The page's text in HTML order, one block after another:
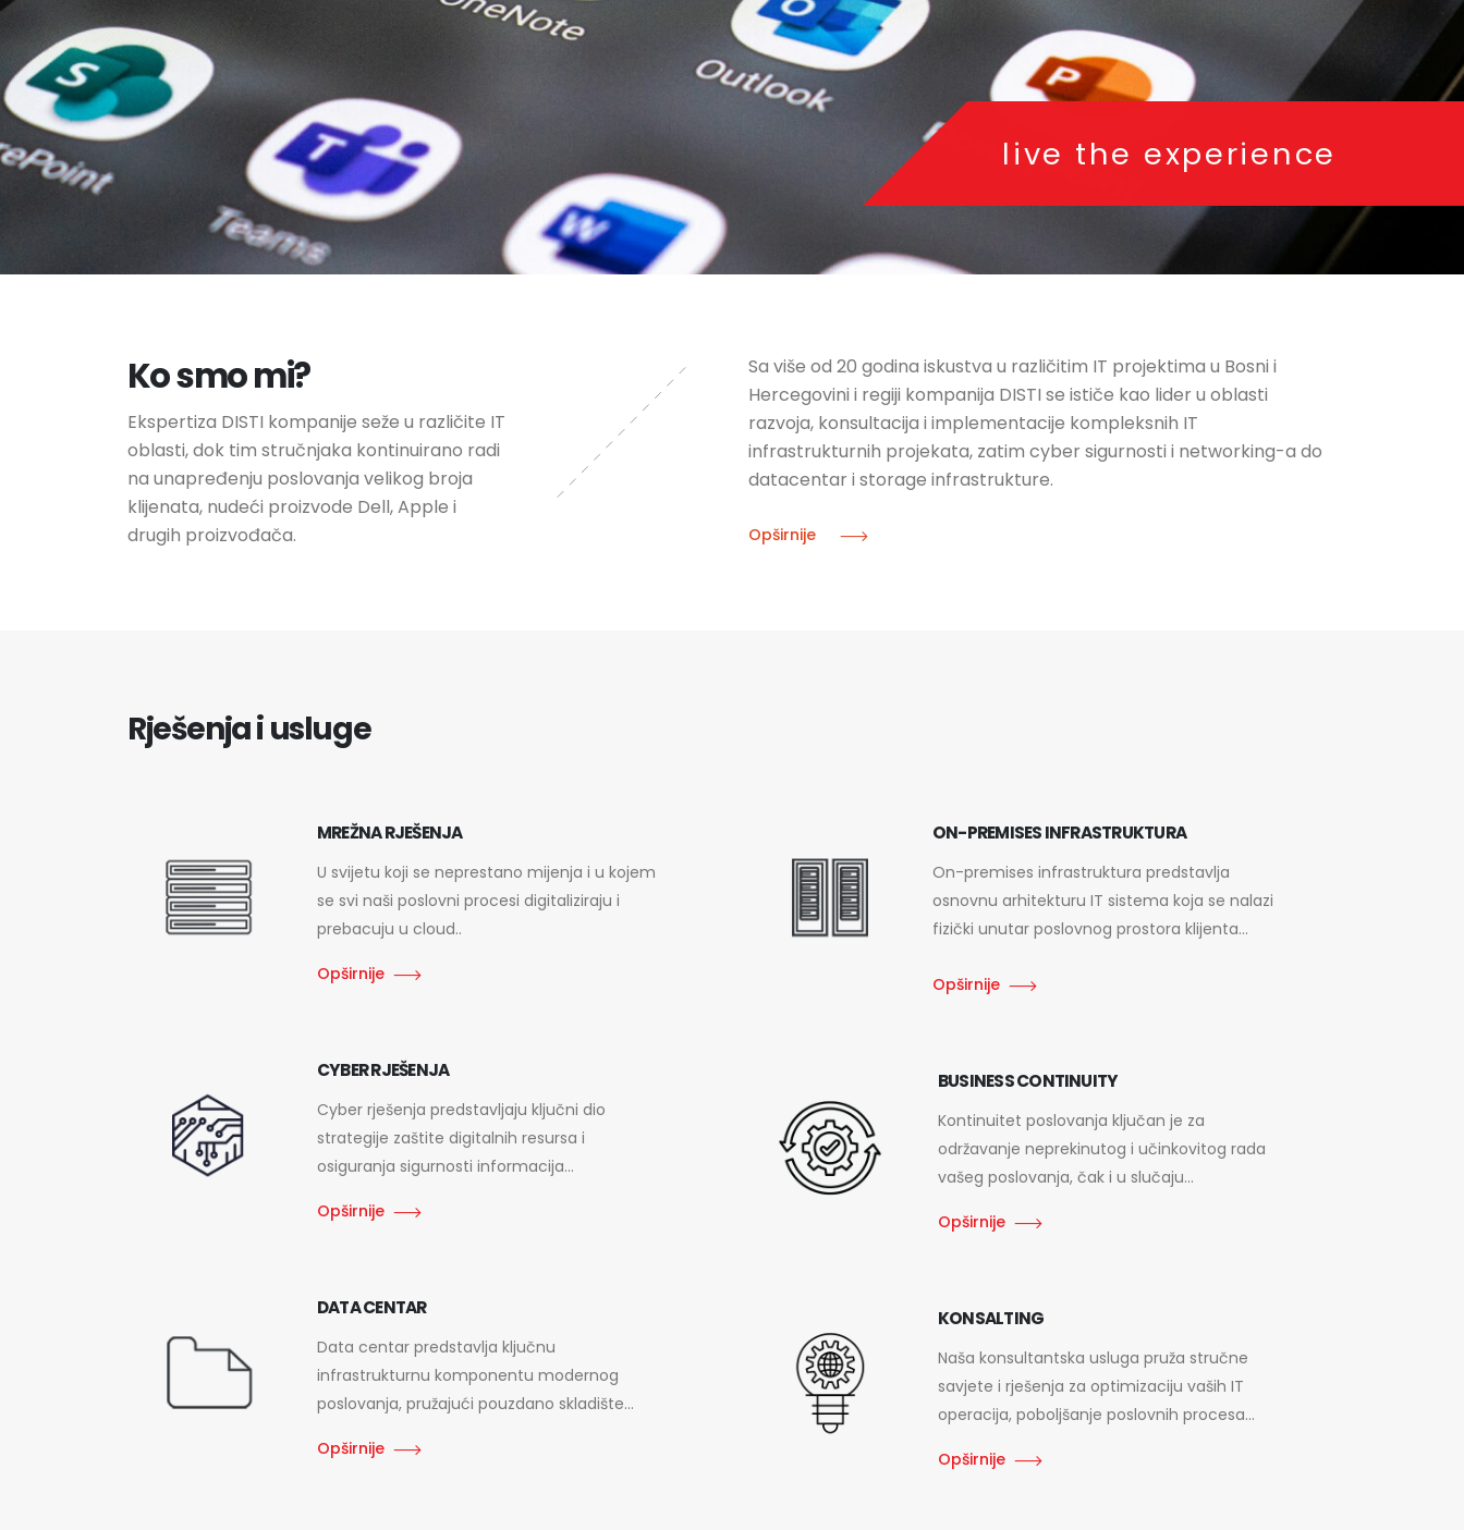
live the experience
Ko smo mi?
Ekspertiza DISTI kompanije seže u različite IT
oblasti, dok tim stručnjaka kontinuirano radi
na unapređenju poslovanja velikog broja
klijenata, nudeći proizvode Dell, Apple i
drugih proizvođača.
Sa više od 20 godina iskustva u različitim IT projektima u Bosni i
Hercegovini i regiji kompanija DISTI se ističe kao lider u oblasti
razvoja, konsultacija i implementacije kompleksnih IT
infrastrukturnih projekata, zatim cyber sigurnosti i networking-a do
datacentar i storage infrastrukture.
Opširnije
Rješenja i usluge
MREŽNA RJEŠENJA
U svijetu koji se neprestano mijenja i u kojem
se svi naši poslovni procesi digitaliziraju i
prebacuju u cloud..
Opširnije
CYBER RJEŠENJA
Cyber rješenja predstavljaju ključni dio
strategije zaštite digitalnih resursa i
osiguranja sigurnosti informacija...
Opširnije
DATA CENTAR
Data centar predstavlja ključnu
infrastrukturnu komponentu modernog
poslovanja, pružajući pouzdano skladište...
Opširnije
ON-PREMISES INFRASTRUKTURA
On-premises infrastruktura predstavlja
osnovnu arhitekturu IT sistema koja se nalazi
fizički unutar poslovnog prostora klijenta...
Opširnije
BUSINESS CONTINUITY
Kontinuitet poslovanja ključan je za
održavanje neprekinutog i učinkovitog rada
vašeg poslovanja, čak i u slučaju...
Opširnije
KONSALTING
Naša konsultantska usluga pruža stručne
savjete i rješenja za optimizaciju vaših IT
operacija, poboljšanje poslovnih procesa...
Opširnije